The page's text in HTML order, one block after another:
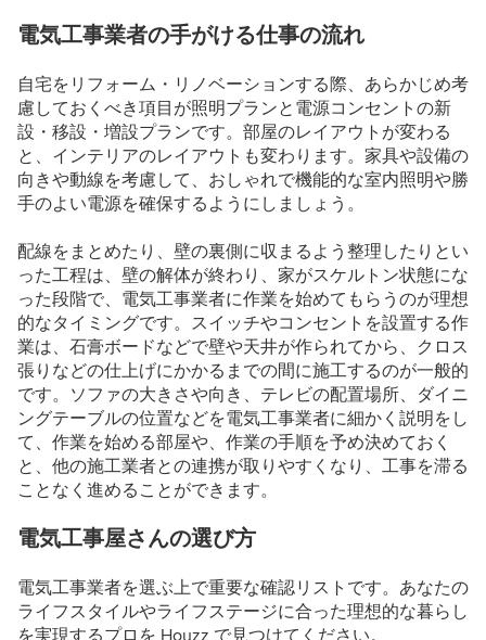
電気工事業者の手がける仕事の流れ
自宅をリフォーム・リノベーションする際、あらかじめ考
慮しておくべき項目が照明プランと電源コンセントの新
設・移設・増設プランです。部屋のレイアウトが変わる
と、インテリアのレイアウトも変わります。家具や設備の
向きや動線を考慮して、おしゃれで機能的な室内照明や勝
手のよい電源を確保するようにしましょう。
配線をまとめたり、壁の裏側に収まるよう整理したりとい
った工程は、壁の解体が終わり、家がスケルトン状態にな
った段階で、電気工事業者に作業を始めてもらうのが理想
的なタイミングです。スイッチやコンセントを設置する作
業は、石膏ボードなどで壁や天井が作られてから、クロス
張りなどの仕上げにかかるまでの間に施工するのが一般的
です。ソファの大きさや向き、テレビの配置場所、ダイニ
ングテーブルの位置などを電気工事業者に細かく説明をし
て、作業を始める部屋や、作業の手順を予め決めておく
と、他の施工業者との連携が取りやすくなり、工事を滞る
ことなく進めることができます。
電気工事屋さんの選び方
電気工事業者を選ぶ上で重要な確認リストです。あなたの
ライフスタイルやライフステージに合った理想的な暮らし